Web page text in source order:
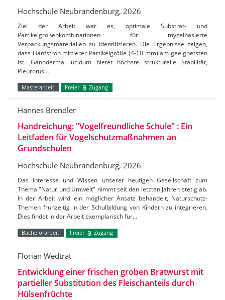
Hochschule Neubrandenburg, 2026
Ziel der Arbeit war es, optimale Substrat- und
Partikelgrößenkombinationen für myzelbasierte
Verpackungsmaterialien zu identifizieren. Die Ergebnisse zeigen,
dass Hanfstroh mittlerer Partikelgröße (4-10 mm) am geeignetsten
ist. Ganoderma lucidum bietet höchste strukturelle Stabilität,
Pleurotus…
Masterarbeit Freier Zugang
Hannes Brendler
Handreichung: "Vogelfreundliche Schule" : Ein
Leitfaden für Vogelschutzmaßnahmen an
Grundschulen
Hochschule Neubrandenburg, 2026
Das Interesse und Wissen unserer heutigen Gesellschaft zum
Thema "Natur und Umwelt" nimmt seit den letzten Jahren stetig ab.
In der Arbeit wird ein möglicher Ansatz behandelt, Naturschutz-
Themen frühzeitig in der Schulbildung von Kindern zu integrieren.
Dies findet in der Arbeit exemplarisch für…
Bachelorarbeit Freier Zugang
Florian Wedtrat
Entwicklung einer frischen groben Bratwurst mit
partieller Substitution des Fleischanteils durch
Hülsenfrüchte